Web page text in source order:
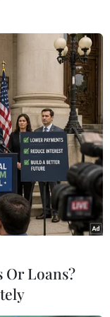
Mỹ
Or Loans?